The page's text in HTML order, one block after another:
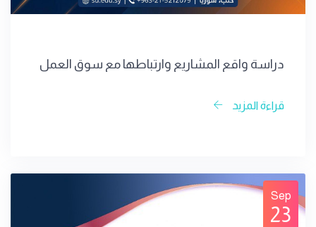
دراسة واقع المشاريع وارتباطها مع سوق العمل
قراءة المزيد
Sep
23